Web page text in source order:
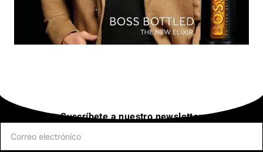
Suscríbete a nuestro newsletter